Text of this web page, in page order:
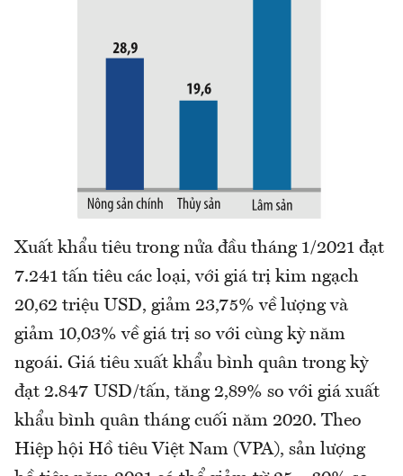
Xuất khẩu tiêu trong nửa đầu tháng 1/2021 đạt
7.241 tấn tiêu các loại, với giá trị kim ngạch
20,62 triệu USD, giảm 23,75% về lượng và
giảm 10,03% về giá trị so với cùng kỳ năm
ngoái. Giá tiêu xuất khẩu bình quân trong kỳ
đạt 2.847 USD/tấn, tăng 2,89% so với giá xuất
khẩu bình quân tháng cuối năm 2020. Theo
Hiệp hội Hồ tiêu Việt Nam (VPA), sản lượng